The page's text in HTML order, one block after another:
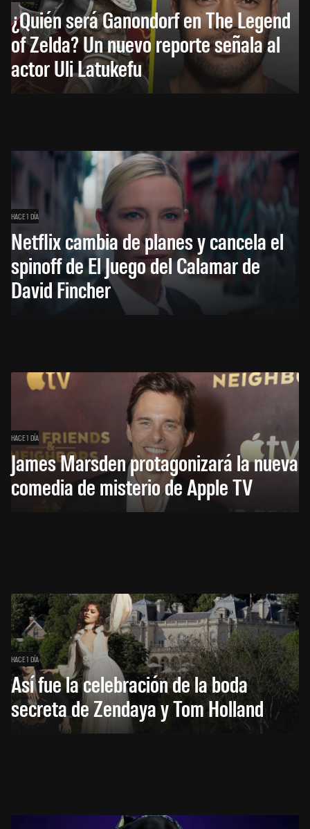
¿Quién será Ganondorf en The Legend
of Zelda? Un nuevo reporte señala al
actor Uli Latukefu
HACE 1 DÍA
Netflix cambia de planes y cancela el
spinoff de El Juego del Calamar de
David Fincher
HACE 1 DÍA
James Marsden protagonizará la nueva
comedia de misterio de Apple TV
HACE 1 DÍA
Así fue la celebración de la boda
secreta de Zendaya y Tom Holland